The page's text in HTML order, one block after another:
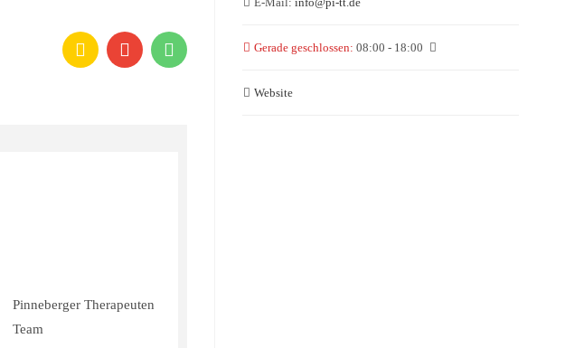
Pinneberger Therapeuten
Team
Gerade geschlossen: 08:00 - 18:00
Website